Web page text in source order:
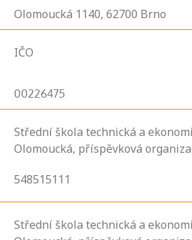
Olomoucká 1140, 62700 Brno
IČO
00226475
Střední škola technická a
Olomoucká, příspěvková
548515111
Střední škola technická a